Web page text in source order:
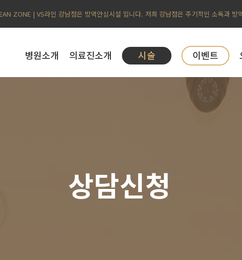
ZONE | VS라인 강남점은 방역안심시설 입니다. 저희 강남점은 주기적인 소독과
병원소개 의료진소개 시술 이벤트
상담신청